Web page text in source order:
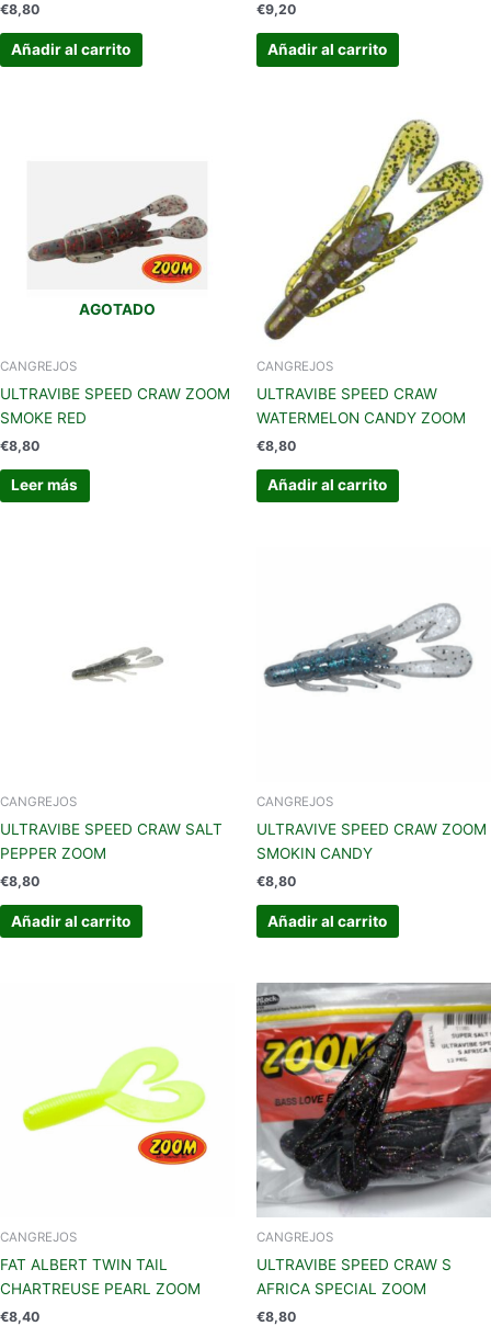
€8,80
Añadir al carrito
€9,20
Añadir al carrito
AGOTADO
CANGREJOS
ULTRAVIBE SPEED CRAW ZOOM
SMOKE RED
€8,80
Leer más
CANGREJOS
ULTRAVIBE SPEED CRAW
WATERMELON CANDY ZOOM
€8,80
Añadir al carrito
CANGREJOS
ULTRAVIBE SPEED CRAW SALT
PEPPER ZOOM
€8,80
Añadir al carrito
CANGREJOS
ULTRAVIVE SPEED CRAW ZOOM
SMOKIN CANDY
€8,80
Añadir al carrito
CANGREJOS
FAT ALBERT TWIN TAIL
CHARTREUSE PEARL ZOOM
€8,40
CANGREJOS
ULTRAVIBE SPEED CRAW S
AFRICA SPECIAL ZOOM
€8,80